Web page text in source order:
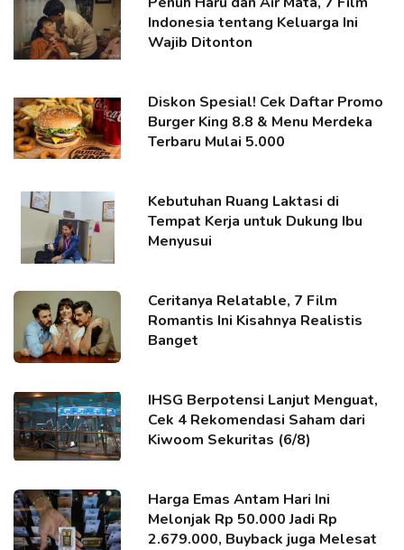
Indonesia tentang Keluarga Ini
Wajib Ditonton
Diskon Spesial! Cek Daftar Promo
Burger King 8.8 & Menu Merdeka
Terbaru Mulai 5.000
Kebutuhan Ruang Laktasi di
Tempat Kerja untuk Dukung Ibu
Menyusui
Ceritanya Relatable, 7 Film
Romantis Ini Kisahnya Realistis
Banget
IHSG Berpotensi Lanjut Menguat,
Cek 4 Rekomendasi Saham dari
Kiwoom Sekuritas (6/8)
Harga Emas Antam Hari Ini
Melonjak Rp 50.000 Jadi Rp
2.679.000, Buyback juga Melesat